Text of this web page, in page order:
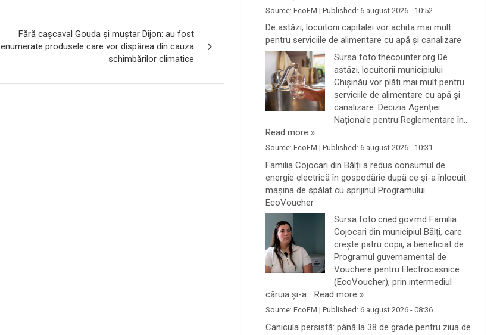
Fără cașcaval Gouda și muștar Dijon: au fost
enumerate produsele care vor dispărea din cauza
schimbărilor climatice
Source:EcoFM |Published:6 august 2026 - 10:52
De astăzi, locuitorii capitalei vor achita mai mult
pentru serviciile de alimentare cu apă și canalizare
Sursa foto:thecounter.org De
astăzi, locuitorii municipiului
Chișinău vor plăti mai mult pentru
serviciile de alimentare cu apă și
canalizare. Decizia Agenției
Naționale pentru Reglementare în…
Read more »
Source:EcoFM |Published:6 august 2026 - 10:31
Familia Cojocari din Bălți a redus consumul de
energie electrică în gospodărie după ce și-a înlocuit
mașina de spălat cu sprijinul Programului
EcoVoucher
Sursa foto:cned.gov.md Familia
Cojocari din municipiul Bălți, care
crește patru copii, a beneficiat de
Programul guvernamental de
Vouchere pentru Electrocasnice
(EcoVoucher), prin intermediul
căruia și-a…Read more »
Source:EcoFM |Published:6 august 2026 - 08:36
Canicula persistă: până la 38 de grade pentru ziua de